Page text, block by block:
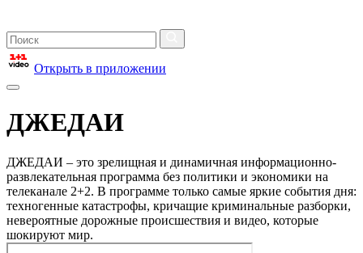
Открыть в приложении
ДЖЕДАИ
ДЖЕДАИ – это зрелищная и динамичная информационно-
развлекательная программа без политики и экономики на
телеканале 2+2. В программе только самые яркие события дня:
техногенные катастрофы, кричащие криминальные разборки,
невероятные дорожные происшествия и видео, которые
шокируют мир.